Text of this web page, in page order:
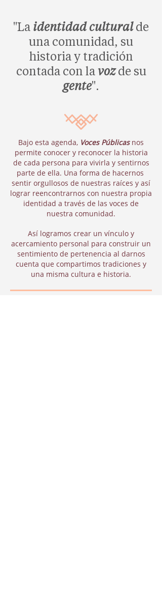
"La identidad culturalde
una comunidad, su
historia y tradición
contada con lavozde su
gente".
Bajo esta agenda, Voces Públicasnos
permite conocer y reconocer la historia
de cada persona para vivirla y sentirnos
parte de ella. Una forma de hacernos
sentir orgullosos de nuestras raíces y así
lograr reencontrarnos con nuestra propia
identidad a través de las voces de
nuestra comunidad.
Así logramos crear un vínculo y
acercamiento personal para construir un
sentimiento de pertenencia al darnos
cuenta que compartimos tradiciones y
una misma cultura e historia.